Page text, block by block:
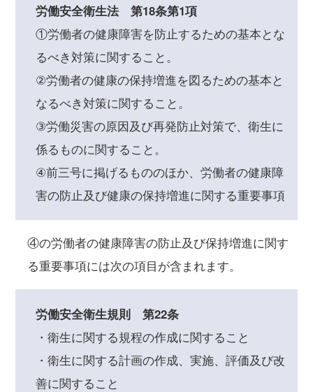
労働安全衛生法 第18条第1項
①労働者の健康障害を防止するための基本とな
るべき対策に関すること。
②労働者の健康の保持増進を図るための基本と
なるべき対策に関すること。
③労働災害の原因及び再発防止対策で、衛生に
係るものに関すること。
④前三号に掲げるもののほか、労働者の健康障
害の防止及び健康の保持増進に関する重要事項
④の労働者の健康障害の防止及び保持増進に関す
る重要事項には次の項目が含まれます。
労働安全衛生規則 第22条
・衛生に関する規程の作成に関すること
・衛生に関する計画の作成、実施、評価及び改
善に関すること